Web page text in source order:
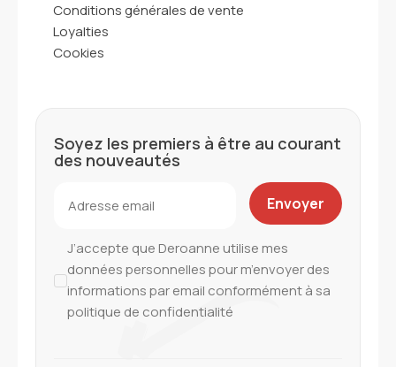
Conditions générales de vente
Loyalties
Cookies
Soyez les premiers à être au courant
des nouveautés
J’accepte que Deroanne utilise mes
données personnelles pour m’envoyer des
informations par email conformément à sa
politique de confidentialité